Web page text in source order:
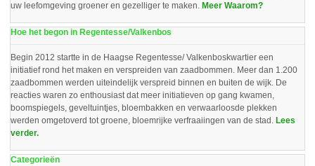
uw leefomgeving groener en gezelliger te maken. Meer Waarom?
Hoe het begon in Regentesse/Valkenbos
Begin 2012 startte in de Haagse Regentesse/ Valkenboskwartier een
initiatief rond het maken en verspreiden van zaadbommen. Meer dan 1.200
zaadbommen werden uiteindelijk verspreid binnen en buiten de wijk. De
reacties waren zo enthousiast dat meer initiatieven op gang kwamen,
boomspiegels, geveltuintjes, bloembakken en verwaarloosde plekken
werden omgetoverd tot groene, bloemrijke verfraaiingen van de stad. Lees
verder.
Categorieën